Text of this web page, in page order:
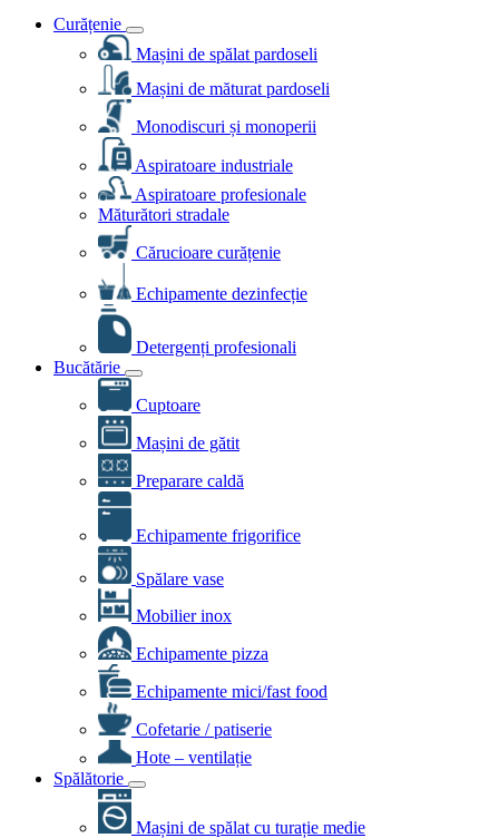
Curățenie
Mașini de spălat pardoseli
Mașini de măturat pardoseli
Monodiscuri și monoperii
Aspiratoare industriale
Aspiratoare profesionale
Măturători stradale
Cărucioare curățenie
Echipamente dezinfecție
Detergenți profesionali
Bucătărie
Cuptoare
Mașini de gătit
Preparare caldă
Echipamente frigorifice
Spălare vase
Mobilier inox
Echipamente pizza
Echipamente mici/fast food
Cofetarie / patiserie
Hote – ventilație
Spălătorie
Mașini de spălat cu turație medie